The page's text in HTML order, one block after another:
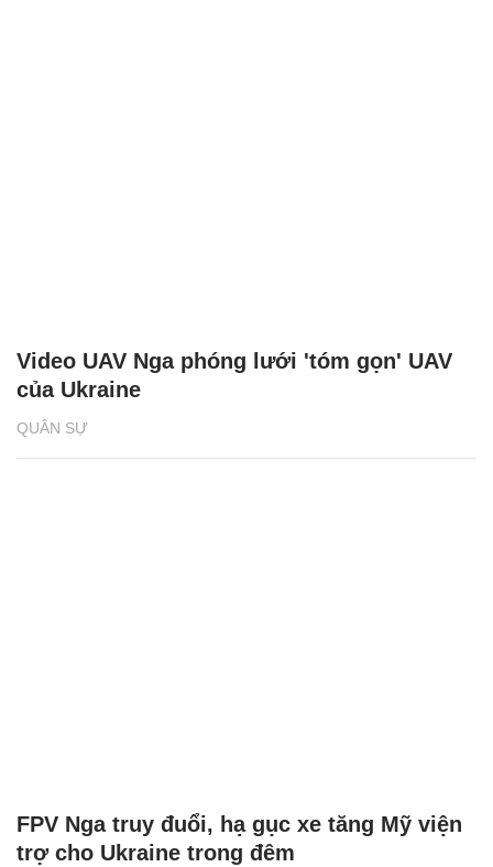
QUÂN SỰ
Video UAV Nga phóng lưới 'tóm gọn' UAV
của Ukraine
FPV Nga truy đuổi, hạ gục xe tăng Mỹ viện
trợ cho Ukraine trong đêm